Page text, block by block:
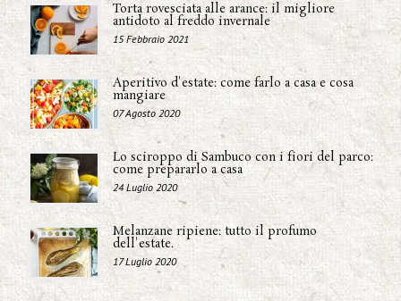
Torta rovesciata alle arance: il migliore
antidoto al freddo invernale
15 Febbraio 2021
Aperitivo d'estate: come farlo a casa e cosa
mangiare
07 Agosto 2020
Lo sciroppo di Sambuco con i fiori del parco:
come prepararlo a casa
24 Luglio 2020
Melanzane ripiene: tutto il profumo
dell'estate.
17 Luglio 2020